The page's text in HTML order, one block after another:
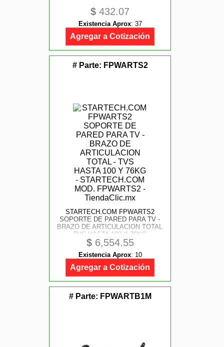
$ 432.07
Existencia Aprox: 37
Agregar a Cotización
# Parte: FPWARTS2
STARTECH.COM FPWARTS2
SOPORTE DE PARED PARA TV -
BRAZO DE ARTICULACION TOTAL
- TVS HASTA 100 Y 76KG -
STARTECH.COM MOD. FPWARTS2
$6,554.55
Existencia Aprox: 10
Agregar a Cotización
# Parte: FPWARTB1M